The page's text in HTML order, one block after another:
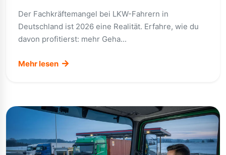
Der Fachkräftemangel bei LKW-Fahrern in
Deutschland ist 2026 eine Realität. Erfahre, wie du
davon profitierst: mehr Geha...
Mehr lesen